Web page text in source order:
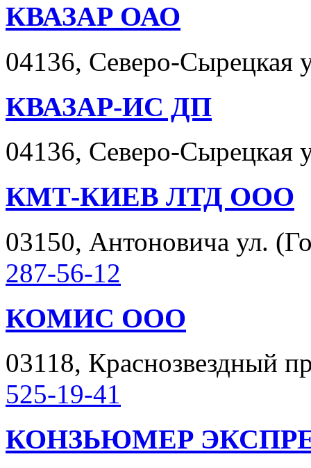
КВАЗАР ОАО
04136, Северо-Сырецкая
КВАЗАР-ИС ДП
04136, Северо-Сырецкая
КМТ-КИЕВ ЛТД ООО
03150, Антоновича ул.
287-56-12
КОМИС ООО
03118, Краснозвездный
525-19-41
КОНЗЬЮМЕР